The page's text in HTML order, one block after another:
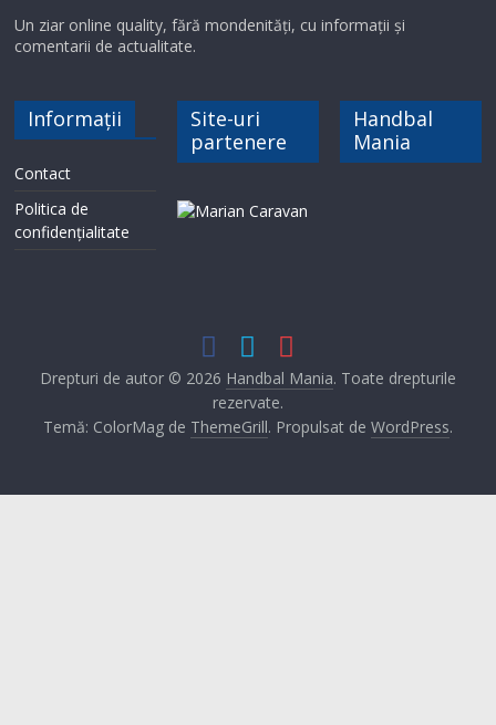
Un ziar online quality, fără mondenități, cu informații și
comentarii de actualitate.
Informații
Contact
Politica de
confidențialitate
Site-uri
partenere
Handbal
Mania
Drepturi de autor © 2026 Handbal Mania. Toate drepturile
rezervate.
Temă: ColorMag de ThemeGrill. Propulsat de WordPress.